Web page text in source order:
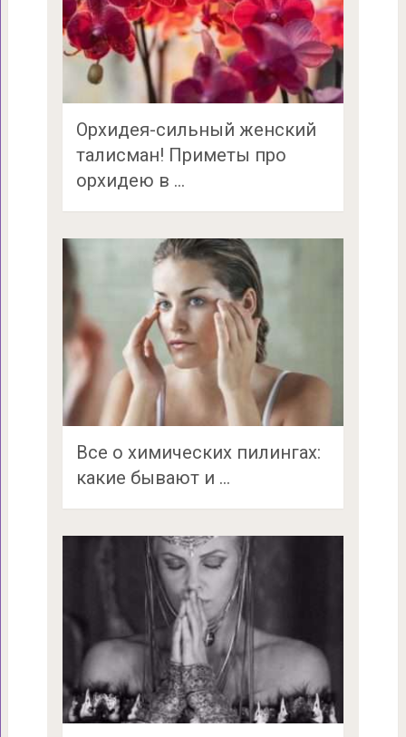
Орхидея-сильный женский
талисман! Приметы про
орхидею в …
Все о химических пилингах:
какие бывают и …